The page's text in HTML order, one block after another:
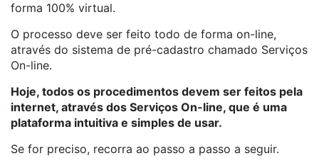
forma 100% virtual.
O processo deve ser feito todo de forma on-line,
através do sistema de pré-cadastro chamado Serviços
On-line.
Hoje, todos os procedimentos devem ser feitos pela
internet, através dos Serviços On-line, que é uma
plataforma intuitiva e simples de usar.
Se for preciso, recorra ao passo a passo a seguir.